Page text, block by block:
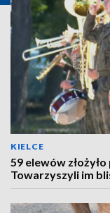
KIELCE
59 elewów
Towarzyszyli im